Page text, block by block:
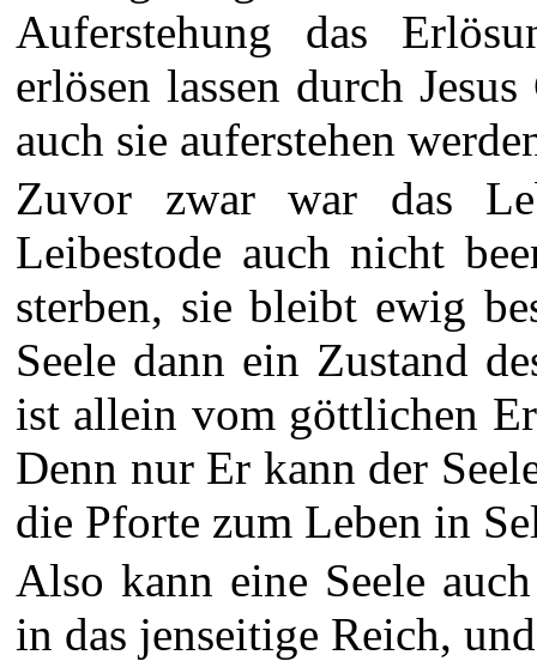
Auferstehung das
erlösen lassen durch
auch sie auferstehen
Zuvor zwar war das
Leibestode auch nicht
sterben, sie bleibt ewig
Seele dann ein Zustand
ist allein vom göttlichen
Denn nur Er kann der
die Pforte zum Leben in
Also kann eine Seele
in das jenseitige Reich,